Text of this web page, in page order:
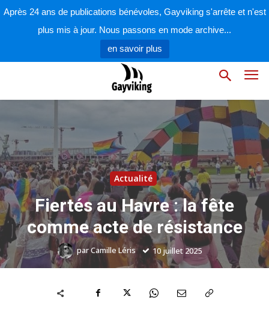
Après 24 ans de publications bénévoles, Gayviking s'arrête et n'est
plus mis à jour. Nous passons en mode archive...
en savoir plus
Actualité
Fiertés au Havre : la fête
comme acte de résistance
parCamille Léris 10 juillet 2025